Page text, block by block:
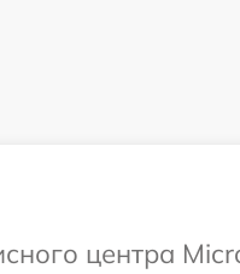
центра